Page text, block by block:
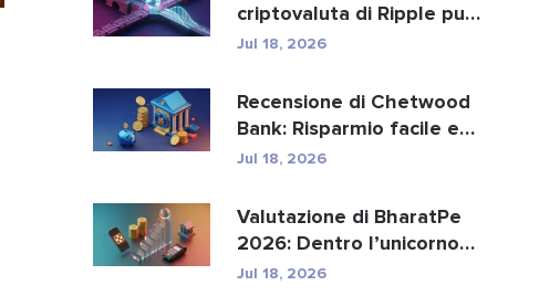
criptovaluta di Ripple può
sostituire i paga...
Jul 18, 2026
Recensione di Chetwood
Bank: Risparmio facile e
servizi bancari si...
Jul 18, 2026
Valutazione di BharatPe
2026: Dentro l’unicorno
fintech da 2,85 ...
Jul 18, 2026